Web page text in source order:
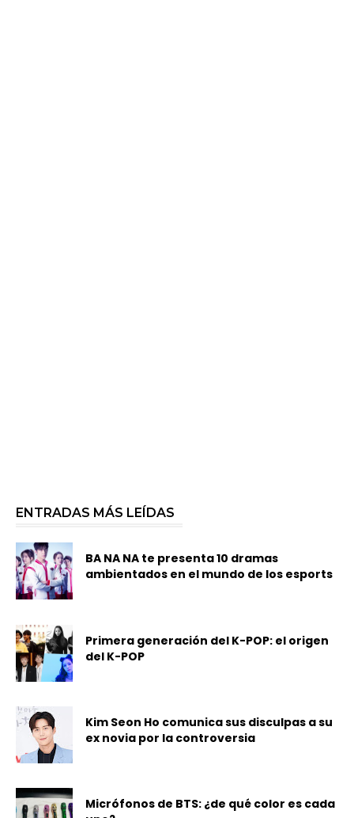
ENTRADAS MÁS LEÍDAS
BA NA NA te presenta 10 dramas
ambientados en el mundo de los esports
Primera generación del K-POP: el origen
del K-POP
Kim Seon Ho comunica sus disculpas a su
ex novia por la controversia
Micrófonos de BTS: ¿de qué color es cada